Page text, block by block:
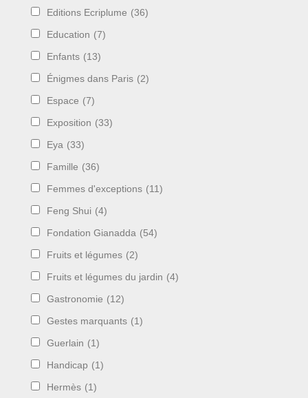
Editions Ecriplume (36)
Education (7)
Enfants (13)
Énigmes dans Paris (2)
Espace (7)
Exposition (33)
Eya (33)
Famille (36)
Femmes d'exceptions (11)
Feng Shui (4)
Fondation Gianadda (54)
Fruits et légumes (2)
Fruits et légumes du jardin (4)
Gastronomie (12)
Gestes marquants (1)
Guerlain (1)
Handicap (1)
Hermès (1)